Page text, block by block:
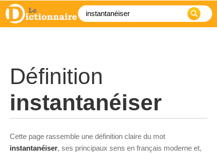
Définition
instantanéiser
Cette page rassemble une définition claire du mot
instantanéiser, ses principaux sens en français moderne et,